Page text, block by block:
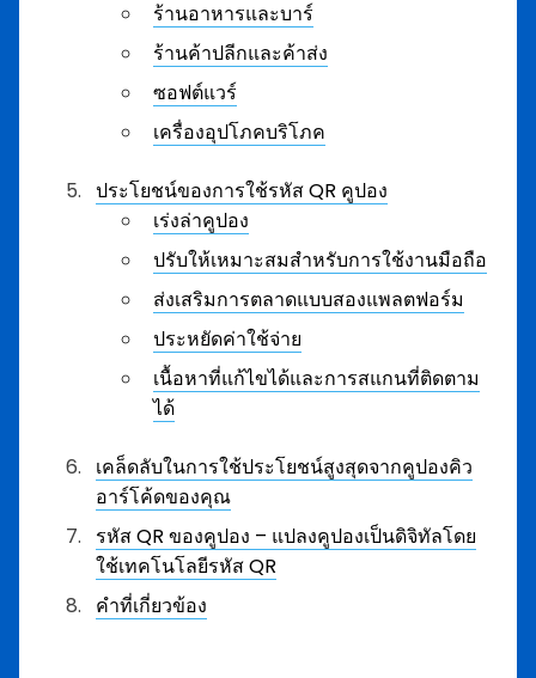
ร้านอาหารและบาร์
ร้านค้าปลีกและค้าส่ง
ซอฟต์แวร์
เครื่องอุปโภคบริโภค
ประโยชน์ของการใช้รหัส QR คูปอง
เร่งล่าคูปอง
ปรับให้เหมาะสมสำหรับการใช้งานมือถือ
ส่งเสริมการตลาดแบบสองแพลตฟอร์ม
ประหยัดค่าใช้จ่าย
เนื้อหาที่แก้ไขได้และการสแกนที่ติดตาม
ได้
เคล็ดลับในการใช้ประโยชน์สูงสุดจากคูปองคิว
อาร์โค้ดของคุณ
รหัส QR ของคูปอง – แปลงคูปองเป็นดิจิทัลโดย
ใช้เทคโนโลยีรหัส QR
คำที่เกี่ยวข้อง